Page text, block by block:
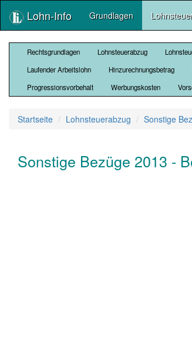
Lohn-Info Grundlagen
Rechtsgrundlagen Lohnsteuerabzug
Laufender Arbeitslohn
Hinzurechnungsbetrag
Progressionsvorbehalt
Werbungskosten
Startseite Lohnsteuerabzug Sonstige
Sonstige Bezüge 2013 -